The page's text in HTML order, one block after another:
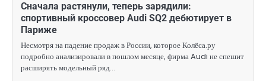
Сначала растянули, теперь зарядили:
спортивный кроссовер Audi SQ2 дебютирует в
Париже
Несмотря на падение продаж в России, которое Колёса.ру
подробно анализировали в пошлом месяце, фирма Audi не спешит
расширять модельный ряд…